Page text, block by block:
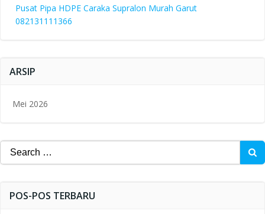
Pusat Pipa HDPE Caraka Supralon Murah Garut
082131111366
ARSIP
Mei 2026
Search
for:
POS-POS TERBARU